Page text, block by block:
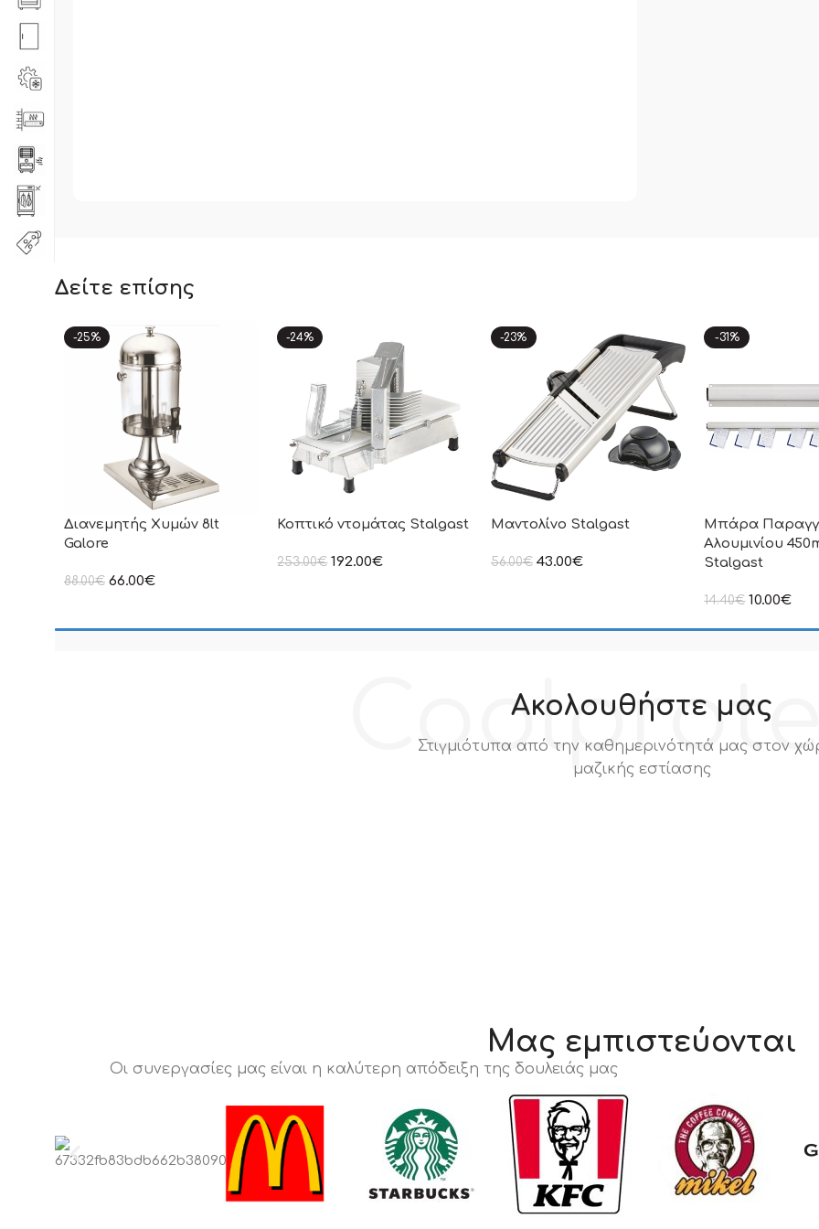
Δείτε επίσης
-25%
Διανεμητής Χυμών 8lt
Galore
88.00€ 66.00€
-24%
Κοπτικό ντομάτας Stalgast
253.00€ 192.00€
-23%
Μαντολίνο Stalgast
56.00€ 43.00€
-31%
Μπάρα
Αλουμινίου
Stalgast
14.40€ 10.00€
Ακολουθήστε μας
Στιγμιότυπα από την καθημερινότητά μας στον
μαζικής εστίασης
Μας εμπιστεύονται
Οι συνεργασίες μας είναι η καλύτερη απόδειξη της δουλειάς μας